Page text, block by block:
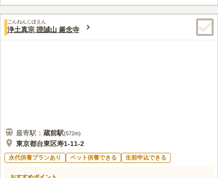
この霊園はまだ誰からも評価されていません。
ごんねんじぼえん
浄土真宗 證誠山 厳念寺
最寄駅： 蔵前駅(572m)
東京都台東区寿1-11-2
永代供養プランあり ペット供養できる 生前申込できる